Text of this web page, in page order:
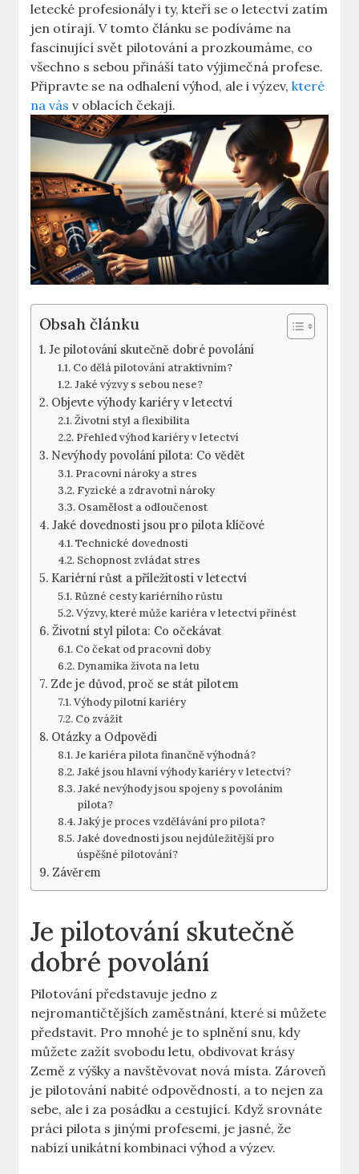
letecké profesionály⁤ i ty, kteří se o letectví zatím
⁢jen⁢ otírají. V tomto článku se podíváme na
fascinující svět pilotování a‌ prozkoumáme, co
všechno ‌s sebou‌ přináší tato výjimečná ⁤profese.
⁤Připravte se na odhalení výhod, ⁢ale i ⁤výzev,⁤které
na vás v oblacích čekají.
Obsah článku
Je pilotování skutečně ​dobré ⁢povolání
Co dělá pilotování atraktivním?
Jaké výzvy s sebou nese?
Objevte výhody⁤ kariéry v letectví
Životní styl a flexibilita
Přehled výhod kariéry v letectví
Nevýhody povolání pilota: ⁤Co⁢ vědět
Pracovní nároky a stres
Fyzické a zdravotní nároky
Osamělost a odloučenost
Jaké dovednosti jsou pro pilota klíčové
Technické dovednosti
Schopnost ‌zvládat ‍stres
Kariérní​ růst a příležitosti v letectví
Různé ⁢cesty kariérního růstu
Výzvy, které může kariéra v letectví přinést
Životní ‍styl⁤ pilota: Co očekávat
Co čekat od pracovní ​doby
Dynamika ‌života na letu
Zde‌ je důvod, proč se ‍stát pilotem
Výhody pilotní kariéry
Co zvážit
Otázky a ‌Odpovědi
Je kariéra pilota finančně‍ výhodná?
Jaké⁤ jsou⁤ hlavní výhody kariéry v letectví?
Jaké nevýhody ⁤jsou spojeny s povoláním
pilota?
Jaký je proces vzdělávání pro pilota?
Jaké dovednosti jsou nejdůležitější pro
úspěšné pilotování?
Závěrem
Je pilotování skutečně ​
dobré ⁢povolání
Pilotování představuje jedno z
nejromantičtějších zaměstnání, které si ⁤můžete
představit. Pro mnohé je to splnění snu, ⁣kdy
můžete⁣ zažít ⁢svobodu letu, obdivovat ‍krásy
Země z výšky a navštěvovat nová ⁣místa. Zároveň​
je pilotování nabité⁤ odpovědností,​ a to nejen za
sebe, ⁤ale ⁣i​ za posádku a ‍cestující.​ Když srovnáte
⁤práci pilota s ⁣jinými profesemi, je jasné, že
nabízí unikátní ⁣kombinaci výhod a výzev.